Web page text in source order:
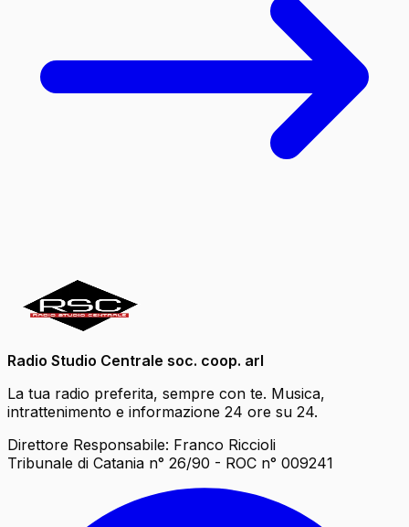
Radio Studio Centrale soc. coop. arl
La tua radio preferita, sempre con te. Musica,
intrattenimento e informazione 24 ore su 24.
Direttore Responsabile: Franco Riccioli
Tribunale di Catania n° 26/90 - ROC n° 009241